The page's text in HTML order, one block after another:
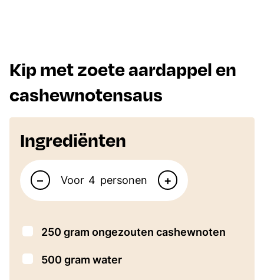
Kip met zoete aardappel en
cashewnotensaus
Ingrediënten
Aantal personen
– Voor personen +
▢
250 gram ongezouten cashewnoten
▢
500 gram water